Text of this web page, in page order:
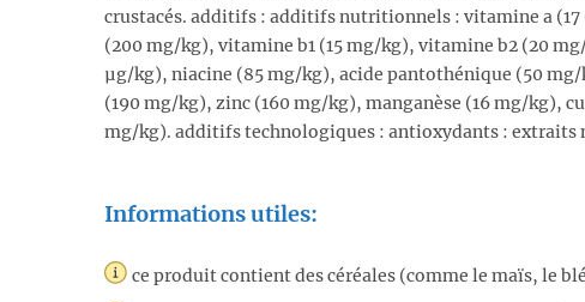
crustacés. additifs : additifs nutritionnels : vitamine a
(200 mg/kg), vitamine b1 (15 mg/kg), vitamine b2 (20
µg/kg), niacine (85 mg/kg), acide pantothénique (50
(190 mg/kg), zinc (160 mg/kg), manganèse (16 mg/kg),
mg/kg). additifs technologiques : antioxydants : extraits
Informations utiles:
ce produit contient des céréales (comme le maïs, le